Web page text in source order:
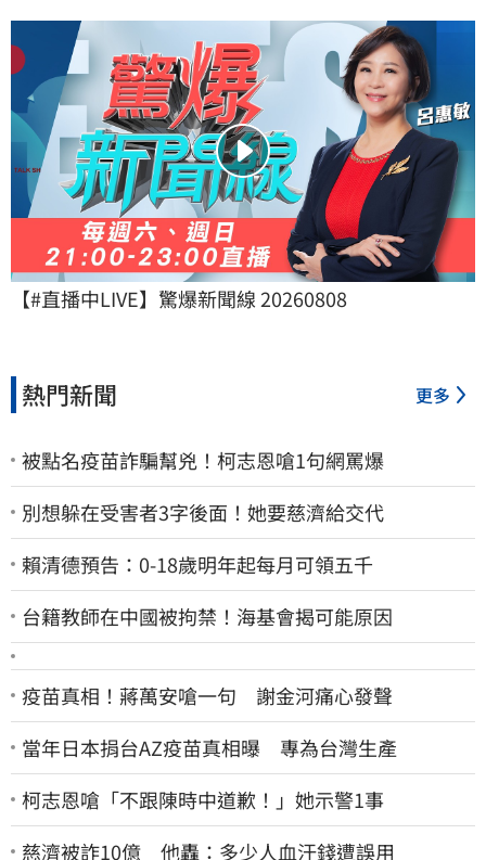
【#直播中LIVE】驚爆新聞線 20260808
熱門新聞 更多
被點名疫苗詐騙幫兇！柯志恩嗆1句網罵爆
別想躲在受害者3字後面！她要慈濟給交代
賴清德預告：0-18歲明年起每月可領五千
台籍教師在中國被拘禁！海基會揭可能原因
疫苗真相！蔣萬安嗆一句 謝金河痛心發聲
當年日本捐台AZ疫苗真相曝 專為台灣生產
柯志恩嗆「不跟陳時中道歉！」她示警1事
慈濟被詐10億 他轟：多少人血汗錢遭誤用